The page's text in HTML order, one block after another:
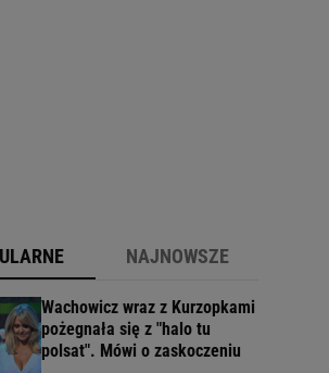
NAJNOWSZE
Wachowicz wraz z Kurzopkami
pożegnała się z "halo tu
polsat". Mówi o zaskoczeniu